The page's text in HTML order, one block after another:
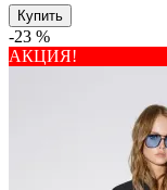
Купить
-23 %
АКЦИЯ!